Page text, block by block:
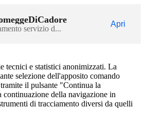
servizio d...
Apri
tecnici e statistici anonimizzati. La
selezione dell'apposito comando
il pulsante "Continua la
della navigazione in
di tracciamento diversi da quelli